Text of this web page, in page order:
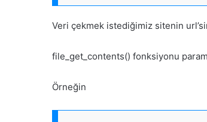
Veri çekmek istediğimiz sitenin
file_get_contents() fonksiyonu
Örneğin